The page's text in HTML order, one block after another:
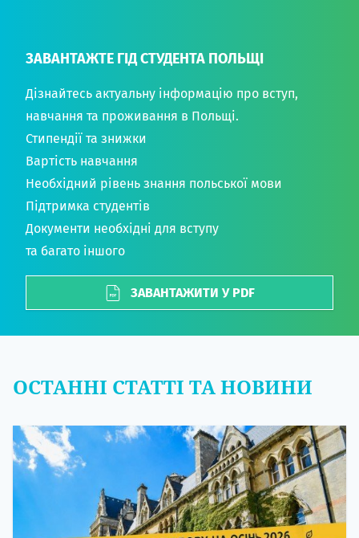
ЗАВАНТАЖТЕ ГІД СТУДЕНТА ПОЛЬЩІ
Дізнайтесь актуальну інформацію про вступ,
навчання та проживання в Польщі.
Стипендії та знижки
Вартість навчання
Необхідний рівень знання польської мови
Підтримка студентів
Документи необхідні для вступу
та багато іншого
ЗАВАНТАЖИТИ У PDF
ОСТАННІ СТАТТІ ТА НОВИНИ